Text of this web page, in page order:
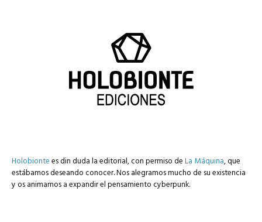
Holobiontees din duda la editorial, con permiso deLa Máquina, que
estábamos deseando conocer. Nos alegramos mucho de su existencia
y os animamos a expandir el pensamiento cyberpunk.